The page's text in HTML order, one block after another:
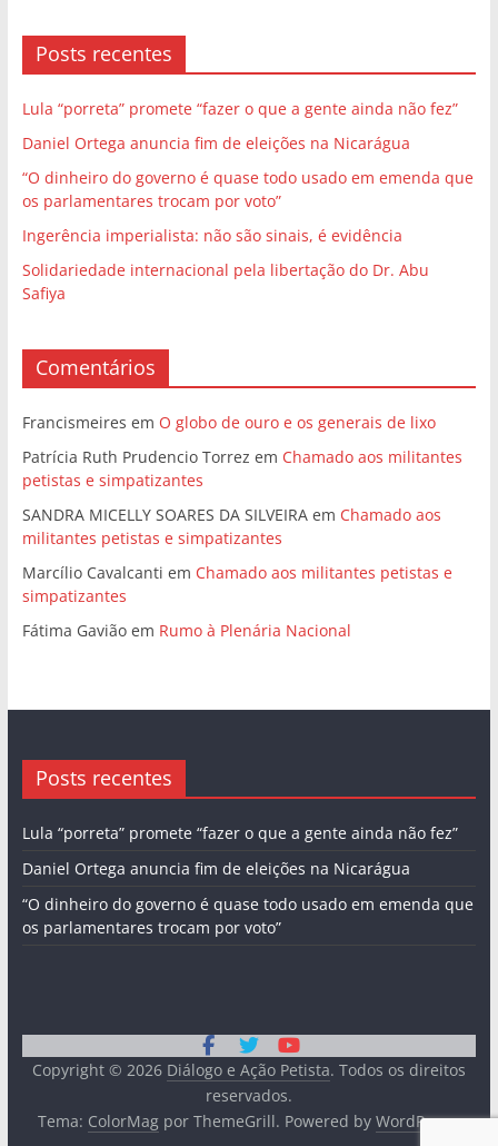
Posts recentes
Lula “porreta” promete “fazer o que a gente ainda não fez”
Daniel Ortega anuncia fim de eleições na Nicarágua
“O dinheiro do governo é quase todo usado em emenda que
os parlamentares trocam por voto”
Ingerência imperialista: não são sinais, é evidência
Solidariedade internacional pela libertação do Dr. Abu
Safiya
Comentários
Francismeires em O globo de ouro e os generais de lixo
Patrícia Ruth Prudencio Torrez em Chamado aos militantes
petistas e simpatizantes
SANDRA MICELLY SOARES DA SILVEIRAem Chamado aos
militantes petistas e simpatizantes
Marcílio Cavalcanti em Chamado aos militantes petistas e
simpatizantes
Fátima Gaviãoem Rumo à Plenária Nacional
Posts recentes
Lula “porreta” promete “fazer o que a gente ainda não fez”
Daniel Ortega anuncia fim de eleições na Nicarágua
“O dinheiro do governo é quase todo usado em emenda que
os parlamentares trocam por voto”
Copyright © 2026 Diálogo e Ação Petista. Todos os direitos
reservados.
Tema: ColorMagpor ThemeGrill. Powered by WordPress.